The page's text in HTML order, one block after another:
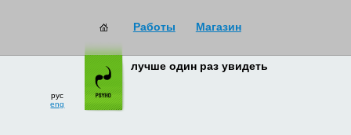
Работы Магазин
рус
eng
лучше один раз увидеть